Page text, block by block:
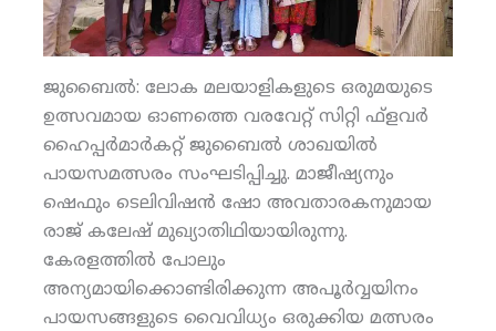
ജുബൈല്‍: ലോക മലയാളികളുടെ ഒരുമയുടെ
ഉത്സവമായ ഓണത്തെ വരവേറ്റ് സിറ്റി ഫ്‌ളവര്‍
ഹൈപ്പര്‍മാര്‍കറ്റ് ജുബൈല്‍ ശാഖയില്‍
പായസമത്സരം സംഘടിപ്പിച്ചു. മാജീഷ്യനും
ഷെഫും ടെലിവിഷന്‍ ഷോ അവതാരകനുമായ
രാജ് കലേഷ് മുഖ്യാതിഥിയായിരുന്നു.
കേരളത്തില്‍ പോലും
അന്യമായിക്കൊണ്ടിരിക്കുന്ന അപൂര്‍വ്വയിനം
പായസങ്ങളുടെ വൈവിധ്യം ഒരുക്കിയ മത്സരം